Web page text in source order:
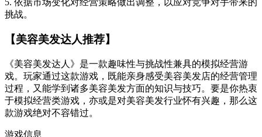
5. 依据市场变化对经营策略做出调整，以应对竞争对手带来的
挑战。
【美容美发达人推荐】
《美容美发达人》是一款趣味性与挑战性兼具的模拟经营游
戏。玩家通过这款游戏，既能亲身感受美容美发店的经营管理
过程，又能学到诸多美容美发方面的知识与技巧。要是你热衷
于模拟经营类游戏，亦或是对美容美发行业怀有兴趣，那么这
款游戏绝对不容错过。
游戏信息